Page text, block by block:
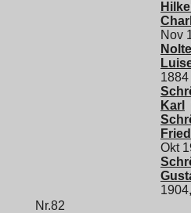
Nov
1884
Karl
Okt
Nr.82